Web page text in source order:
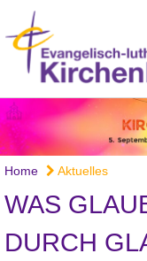
Home Aktuelles
WAS
DURCH